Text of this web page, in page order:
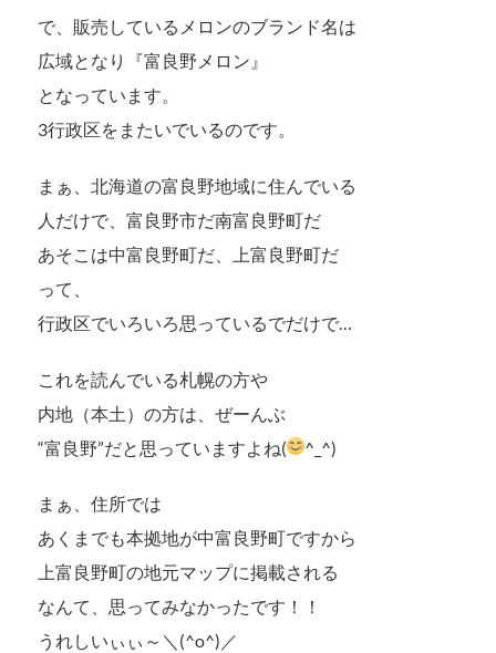
で、販売しているメロンのブランド名は
広域となり『富良野メロン』
となっています。
3行政区をまたいでいるのです。
まぁ、北海道の富良野地域に住んでいる
人だけで、富良野市だ南富良野町だ
あそこは中富良野町だ、上富良野町だ
って、
行政区でいろいろ思っているでだけで…
これを読んでいる札幌の方や
内地（本土）の方は、ぜーんぶ
“富良野”だと思っていますよね(
^_^)
まぁ、住所では
あくまでも本拠地が中富良野町ですから
上富良野町の地元マップに掲載される
なんて、思ってみなかったです！！
うれしいぃぃ～＼(^o^)／